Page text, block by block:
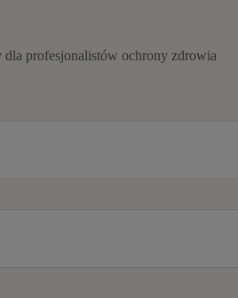
dla profesjonalistów ochrony zdrowia